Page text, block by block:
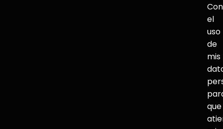
el
uso
de
mis
que